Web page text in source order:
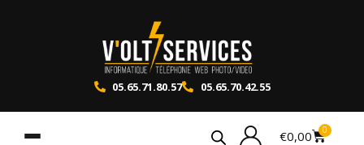
05.65.71.80.57 05.65.70.42.55
€0,00 0